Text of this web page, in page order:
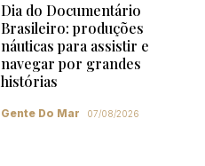
Dia do Documentário
Brasileiro: produções
náuticas para assistir e
navegar por grandes
histórias
Gente Do Mar 07/08/2026